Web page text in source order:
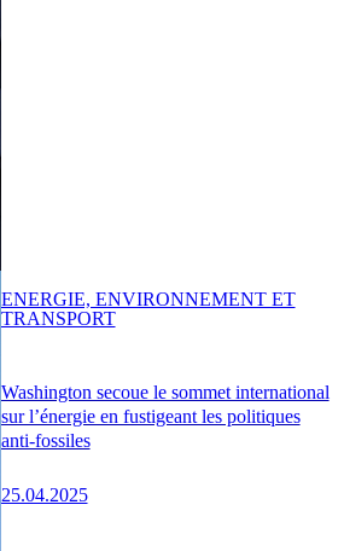
Washington secoue le sommet international
sur l’énergie en fustigeant les politiques
anti-fossiles
25.04.2025
ENERGIE, ENVIRONNEMENT ET
TRANSPORT